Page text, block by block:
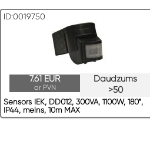
ID:0019750
Daudzums
>50
7.61 EUR
ar PVN
Sensors IEK, DD012, 300VA, 1100W, 180*,
IP44, melns, 10m MAX